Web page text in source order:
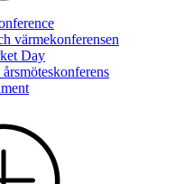
värmekonferensen
Day